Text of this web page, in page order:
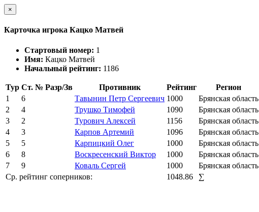
×
Карточка игрока Кацко Матвей
Стартовый номер: 1
Имя: Кацко Матвей
Начальный рейтинг: 1186
Тур Ст. № Разр/Зв Противник Рейтинг Регион
1
6 Тавынин Петр Сергеевич 1000 Брянская область
2
4 Трушко Тимофей 1090 Брянская область
3
2 Турович Алексей 1156 Брянская область
4
3 Карпов Артемий 1096 Брянская область
5
5 Карпицкий Олег 1000 Брянская область
6
8 Воскресенский Виктор 1000 Брянская область
7
9 Коваль Сергей 1000 Брянская область
Ср. рейтинг соперников:
1048.86 ∑